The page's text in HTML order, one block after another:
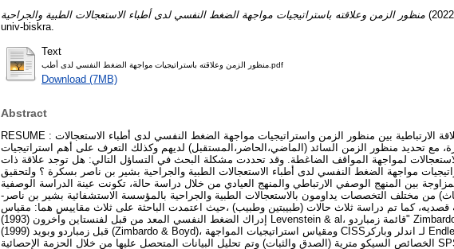
univ-biskra.
Text
منظور الزمن وعلاقته باستراتيجيات مواجهة الضغط النفسي لدى أطب.pdf
Download (7MB)
Abstract
RESUME : هدفت الدراسة الحالية إلى كشف العلاقة الارتباطية بين منظور الزمن واستراتيجيات مواجهة الضغط النفسي لدى أطباء الاستعجالات
مع تحديد منظور الزمن السائد (الماضي،الحاضر،المستقبل) لديهم وكذلك التعرف على أهم استراتيجيات
لمواجهة المواقف الضاغطة. وقد تحددت مشكلة البحث في التساؤل التالي: هل توجد علاقة ذات
مواجهة الضغط النفسي لدى أطباء الاستعجالات الطبية والجراحية بشير بن ناصر بسكرة ؟ ولتحقيق
بين المنهج الوصفي الارتباطي والمنهج العيادي من خلال دراسة حالة، تكونت عينة الدراسة الوصفية
من51 طبيب (20 ذكور،31 إناث) من مختلف التخصصات يداومون بالاستعجالات الطبية والجراحية بالمؤسسة الاستشفائية بشير بن ناصر-
قصديه، كما تم دراسة ثلاث حالات (طبيبتين وطبيب) ،حيث اعتمدت الباحثة على ثلاث مقاييس هما: مقياس
إدراك الضغط النفسي المعد من قبل لفنستاين وآخرون (1993) Levenstein & al، قائمة زمباردو" Zimbardo"لمنظور الزمن (ZTPI) المعد من
قبل زمباردو وبويد (1999) (Zimbardo & Boyd)، ومقياس استراتيجيات المواجهة CISSلـ اندلر وباركر Endler &Parker) )(1998) وقد تم التأكد من
الخصائص السيكو مترية (الصدق والثبات) وتم تحليل البيانات المتحصل عليها من خلال الحزمة الإحصائية SPSS.أما أدوات الدراسة العيادية تمثلت